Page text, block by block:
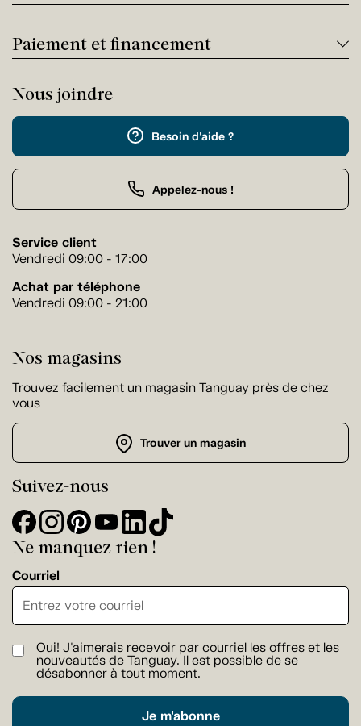
Paiement et financement
Nous joindre
Besoin d'aide ?
Appelez-nous !
Service client
Vendredi 09:00 - 17:00
Achat par téléphone
Vendredi 09:00 - 21:00
Nos magasins
Trouvez facilement un magasin Tanguay près de chez
vous
Trouver un magasin
Suivez-nous
Ne manquez rien !
Courriel
Oui! J'aimerais recevoir par courriel les offres et les
nouveautés de Tanguay. Il est possible de se
désabonner à tout moment.
Je m'abonne